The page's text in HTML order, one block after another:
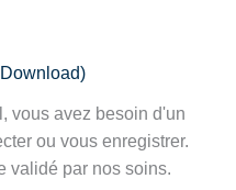
vous avez besoin d'un
ou vous enregistrer.
validé par nos soins.